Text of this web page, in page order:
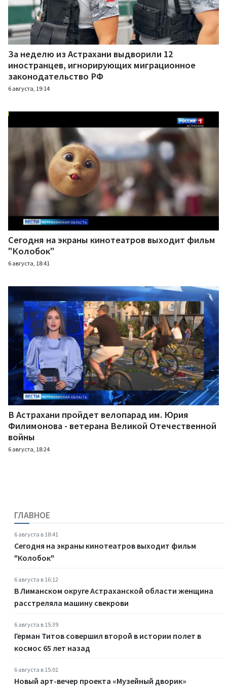
За неделю из Астрахани выдворили 12
иностранцев, игнорирующих миграционное
законодательство РФ
6 августа, 19:14
Сегодня на экраны кинотеатров выходит фильм
"Колобок"
6 августа, 18:41
В Астрахани пройдет велопарад им. Юрия
Филимонова - ветерана Великой Отечественной
войны
6 августа, 18:24
ГЛАВНОЕ
6 августа в 18:41
Сегодня на экраны кинотеатров выходит фильм
"Колобок"
6 августа в 16:12
В Лиманском округе Астраханской области женщина
расстреляла машину свекрови
6 августа в 15:39
Герман Титов совершил второй в истории полет в
космос 65 лет назад
6 августа в 15:01
Новый арт-вечер проекта «Музейный дворик»